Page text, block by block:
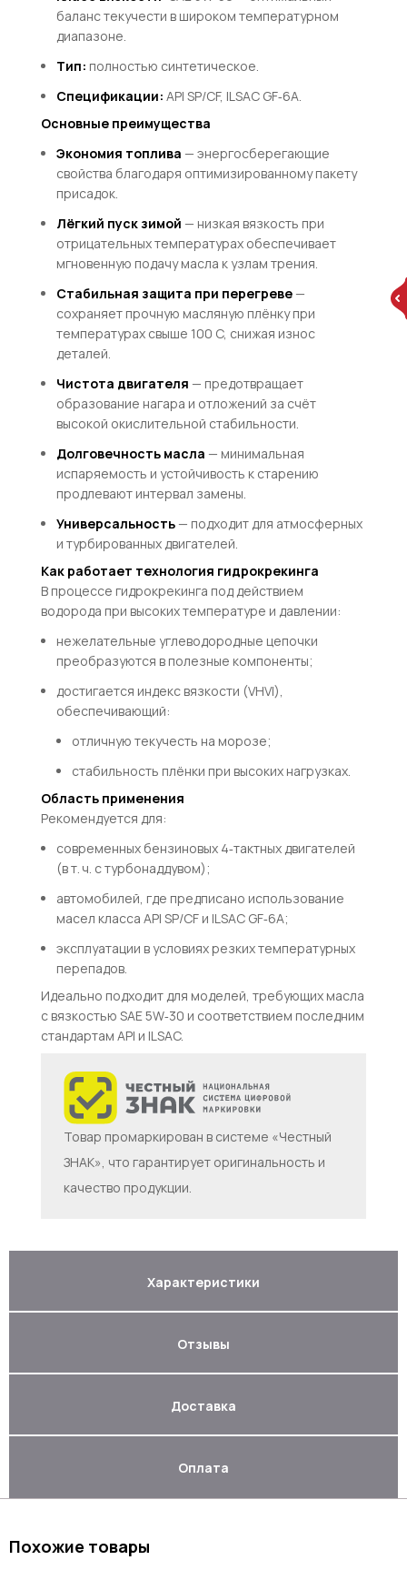
баланс текучести в широком температурном
диапазоне.
Тип: полностью синтетическое.
Спецификации: API SP/CF, ILSAC GF‑6A.
Основные преимущества
Экономия топлива — энергосберегающие
свойства благодаря оптимизированному пакету
присадок.
Лёгкий пуск зимой — низкая вязкость при
отрицательных температурах обеспечивает
мгновенную подачу масла к узлам трения.
Стабильная защита при перегреве—
сохраняет прочную масляную плёнку при
температурах свыше 100 C, снижая износ
деталей.
Чистота двигателя — предотвращает
образование нагара и отложений за счёт
высокой окислительной стабильности.
Долговечность масла — минимальная
испаряемость и устойчивость к старению
продлевают интервал замены.
Универсальность— подходит для атмосферных
и турбированных двигателей.
Как работает технология гидрокрекинга
В процессе гидрокрекинга под действием
водорода при высоких температуре и давлении:
нежелательные углеводородные цепочки
преобразуются в полезные компоненты;
достигается индекс вязкости (VHVI),
обеспечивающий:
отличную текучесть на морозе;
стабильность плёнки при высоких нагрузках.
Область применения
Рекомендуется для:
современных бензиновых 4‑тактных двигателей
(в т. ч. с турбонаддувом);
автомобилей, где предписано использование
масел класса API SP/CFи ILSAC GF‑6A;
эксплуатации в условиях резких температурных
перепадов.
Идеально подходит для моделей, требующих масла
с вязкостью SAE5W‑30 и соответствием последним
стандартам API и ILSAC.
Товар промаркирован в системе «Честный
ЗНАК», что гарантирует оригинальность и
качество продукции.
Характеристики
Отзывы
Доставка
Оплата
Похожие товары